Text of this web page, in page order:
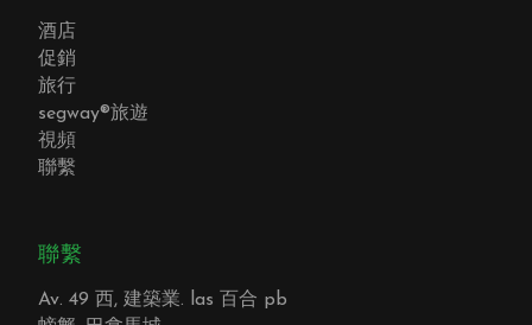
酒店
促銷
旅行
segway®旅遊
視頻
聯繫
聯繫
Av. 49 西, 建築業. las 百合 pb